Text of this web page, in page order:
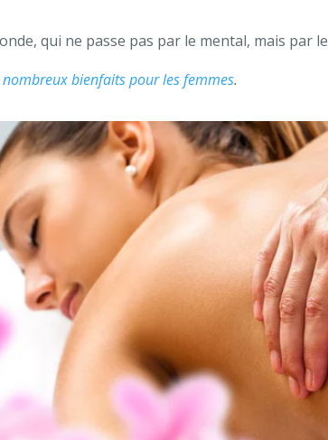
qui ne passe pas par le mental, mais par le
bienfaits pour les femmes.